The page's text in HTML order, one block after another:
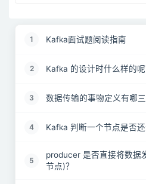
1 Kafka面试题阅读指南
2 Kafka 的设计时什么样的呢
3 数据传输的事物定义有哪三
4 Kafka 判断一个节点是否
5
producer 是否直接将数据
节点)？